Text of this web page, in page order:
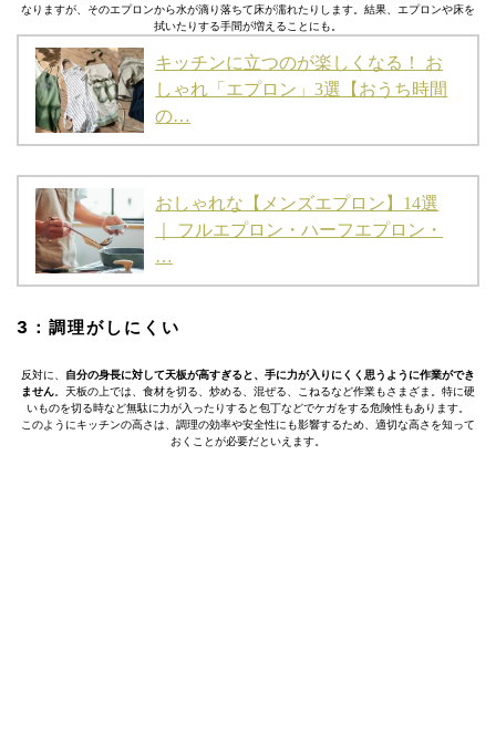
なりますが、そのエプロンから水が滴り落ちて床が濡れたりします。結果、エプロンや床を
拭いたりする手間が増えることにも。
キッチンに立つのが楽しくなる！ お
しゃれ「エプロン」3選【おうち時間
の…
おしゃれな【メンズエプロン】14選
｜ フルエプロン・ハーフエプロン・
…
3：調理がしにくい
反対に、 自分の身長に対して天板が高すぎると、手に力が入りにくく思うように作業ができ
ません 。天板の上では、食材を切る、炒める、混ぜる、こねるなど作業もさまざま。特に硬
いものを切る時など無駄に力が入ったりすると包丁などでケガをする危険性もあります。
このようにキッチンの高さは、調理の効率や安全性にも影響するため、適切な高さを知って
おくことが必要だといえます。